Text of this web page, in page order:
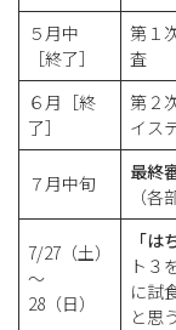
５月中
［終了］
第１
査
６月［終
了］
第２
イス
７月中旬 最終
（
7/27（土）
～
28（日）
「
ト３
に試
と思